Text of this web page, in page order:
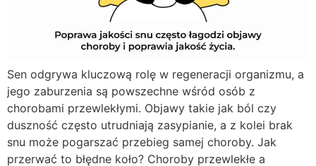
Sen odgrywa kluczową rolę w regeneracji organizmu, a
jego zaburzenia są powszechne wśród osób z
chorobami przewlekłymi. Objawy takie jak ból czy
duszność często utrudniają zasypianie, a z kolei brak
snu może pogarszać przebieg samej choroby. Jak
przerwać to błędne koło? Choroby przewlekłe a